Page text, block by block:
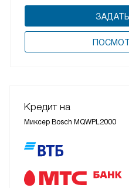
Кредит на
Миксер Bosch MQWPL2000